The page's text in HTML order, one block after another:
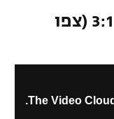
אולימפיאקוס – ארסנל 3:1 (צפו
The Video